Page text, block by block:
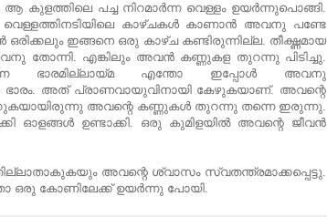
കുളത്തിലെ പച്ച നിറമാർന്ന വെള്ളം ഉയർന്നുപൊങ്ങി.
കാഴ്ചകൾ കാണാൻ അവനു പണ്ടേ
ഇങ്ങനെ ഒരു കാഴ്ച കണ്ടിരുന്നില്ല. തീക്ഷ്ണമായ
തോന്നി. എങ്കിലും അവൻ കണ്ണുകള തുറന്നു പിടിച്ചു.
ഭാരമില്ലായ്മ എന്തോ ഇപ്പോൾ അവനു
അത് പ്രാണവായുവിനായി കേഴുകയാണ്. അവന്റെ
അവന്റെ കണ്ണുകൾ തുറന്നു തന്നെ ഇരുന്നു.
ഉണ്ടാക്കി. ഒരു കുമിളയിൽ അവന്റെ ജീവൻ
അവന്റെ ശ്വാസം സ്വതന്ത്രമാക്കപ്പെട്ടു.
ഒരു കോണിലേക്ക് ഉയർന്നു പോയി.